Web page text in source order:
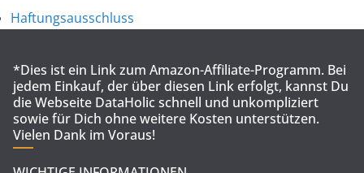
Haftungsausschluss
*Dies ist ein Link zum Amazon-Affiliate-Programm. Bei
jedem Einkauf, der über diesen Link erfolgt, kannst Du
die Webseite DataHolic schnell und unkompliziert
sowie für Dich ohne weitere Kosten unterstützen.
Vielen Dank im Voraus!